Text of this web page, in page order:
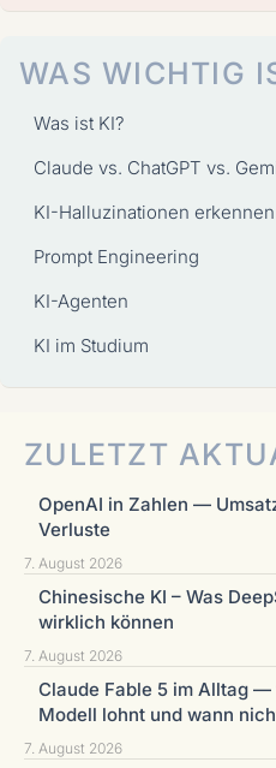
WAS WICHTIG
Was ist KI?
Claude vs. ChatGPT vs.
KI-Halluzinationen erkennen
Prompt Engineering
KI-Agenten
KI im Studium
ZULETZT
OpenAI in Zahlen —
Verluste
7. August 2026
Chinesische KI – Was
wirklich können
7. August 2026
Claude Fable 5 im Alltag
Modell lohnt und wann
7. August 2026